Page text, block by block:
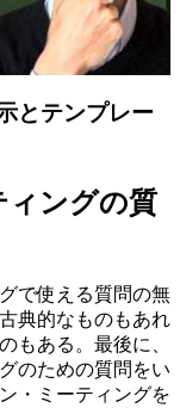
とテンプレー
ィングの質
で使える質問の無
典的なものもあれ
もある。最後に、
のための質問をい
・ミーティングを